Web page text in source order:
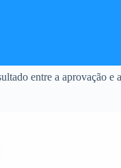
entre a aprovação e